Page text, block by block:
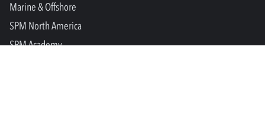
Marine & Offshore
SPM North America
SPM Academy